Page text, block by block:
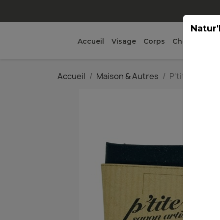
Accueil Visage Corps Cheveux
Accueil Maison & Autres P'tite Chipie -